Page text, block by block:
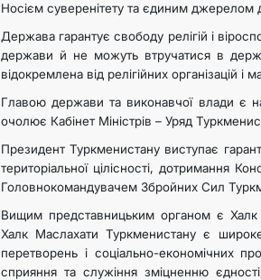
Носієм суверенітету та єдиним
Держава гарантує свободу релігій і
держави й не можуть втручатися в
відокремлена від релігійних організацій і
Главою держави та виконавчої влади є
очолює Кабінет Міністрів – Уряд
Президент Туркменистану виступає
територіальної цілісності, дотримання
Головнокомандувачем Збройних Сил
Вищим представницьким органом є
Халк Маслахати Туркменистану є
перетворень і соціально-економічних
сприяння та служіння зміцненню